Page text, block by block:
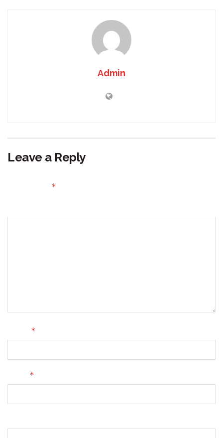
Admin
Leave a Reply
*
*
*